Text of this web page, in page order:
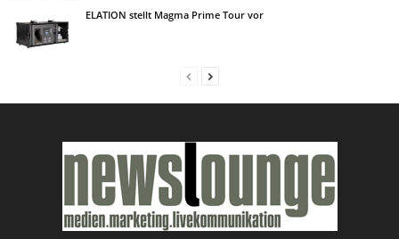
ELATION stellt Magma Prime Tour vor